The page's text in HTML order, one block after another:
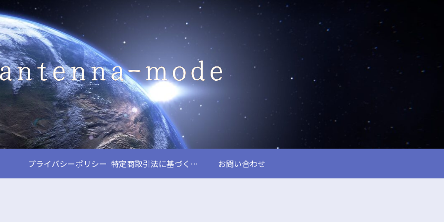
プライバシーポリシー 特定商取引法に基づく表記 お問い合わせ